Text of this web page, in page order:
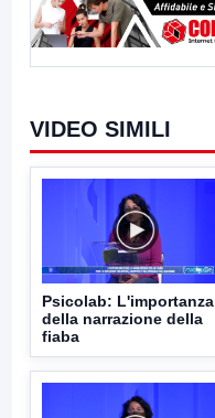
VIDEO SIMILI
Psicolab: L'importanza
della narrazione della
fiaba